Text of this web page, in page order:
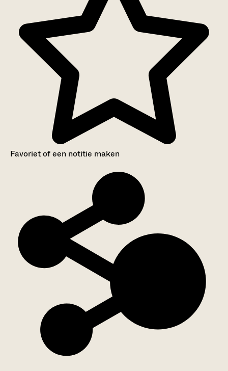
Favoriet of een notitie maken